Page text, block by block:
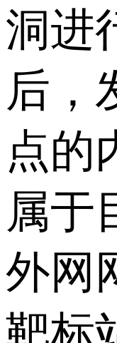
洞进
后，
点的
属于
外网
靶标